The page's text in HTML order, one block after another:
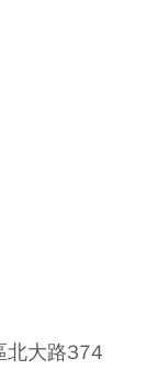
大路374